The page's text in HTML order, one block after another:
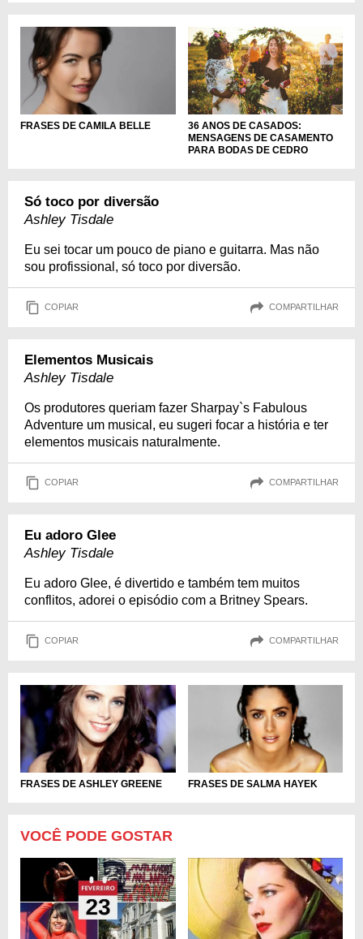
FRASES DE CAMILA BELLE
36 ANOS DE CASADOS:
MENSAGENS DE CASAMENTO
PARA BODAS DE CEDRO
Só toco por diversão
Ashley Tisdale
Eu sei tocar um pouco de piano e guitarra. Mas não
sou profissional, só toco por diversão.
COPIAR COMPARTILHAR
Elementos Musicais
Ashley Tisdale
Os produtores queriam fazer Sharpay`s Fabulous
Adventure um musical, eu sugeri focar a história e ter
elementos musicais naturalmente.
COPIAR COMPARTILHAR
Eu adoro Glee
Ashley Tisdale
Eu adoro Glee, é divertido e também tem muitos
conflitos, adorei o episódio com a Britney Spears.
COPIAR COMPARTILHAR
FRASES DE ASHLEY GREENE FRASES DE SALMA HAYEK
VOCÊ PODE GOSTAR